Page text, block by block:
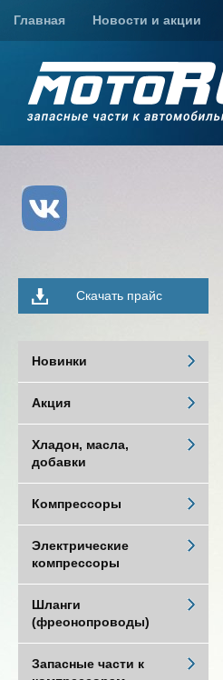
Главная Новости и акции
Скачать прайс
Новинки
Акция
Хладон, масла,
добавки
Компрессоры
Электрические
компрессоры
Шланги
(фреонопроводы)
Запасные части к